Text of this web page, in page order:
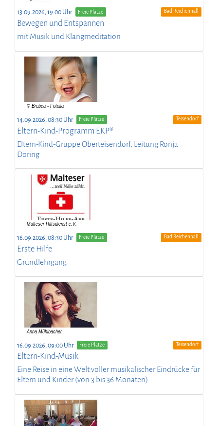
13.09.2026, 19:00 Uhr Freie Plätze Bad Reichenhall
Bewegen und Entspannen
mit Musik und Klangmeditation
14.09.2026, 08:30 Uhr Freie Plätze Teisendorf
Eltern-Kind-Programm EKP®
Eltern-Kind-Gruppe Oberteisendorf, Leitung Ronja
Döring
16.09.2026, 08:30 Uhr Freie Plätze Bad Reichenhall
Erste Hilfe
Grundlehrgang
16.09.2026, 09:00 Uhr Freie Plätze Teisendorf
Eltern-Kind-Musik
Eine Reise in eine Welt voller musikalischer Eindrücke für
Eltern und Kinder (von 3 bis 36 Monaten)